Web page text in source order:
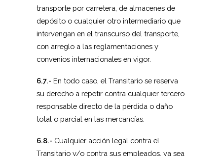
transporte por carretera, de almacenes de
depósito o cualquier otro intermediario que
intervengan en el transcurso del transporte,
con arreglo a las reglamentaciones y
convenios internacionales en vigor.
6.7.- En todo caso, el Transitario se reserva
su derecho a repetir contra cualquier tercero
responsable directo de la pérdida o daño
total o parcial en las mercancías.
6.8.- Cualquier acción legal contra el
Transitario y/o contra sus empleados, ya sea